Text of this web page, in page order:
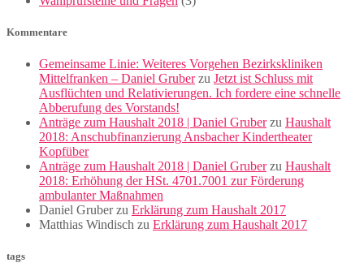
Kommentare
Gemeinsame Linie: Weiteres Vorgehen Bezirkskliniken
Mittelfranken – Daniel Gruberzu Jetzt ist Schluss mit
Ausflüchten und Relativierungen. Ich fordere eine schnelle
Abberufung des Vorstands!
Anträge zum Haushalt 2018 | Daniel Gruberzu Haushalt
2018: Anschubfinanzierung Ansbacher Kindertheater
Kopfüber
Anträge zum Haushalt 2018 | Daniel Gruberzu Haushalt
2018: Erhöhung der HSt. 4701.7001 zur Förderung
ambulanter Maßnahmen
Daniel Gruberzu Erklärung zum Haushalt 2017
Matthias Windisch zu Erklärung zum Haushalt 2017
tags